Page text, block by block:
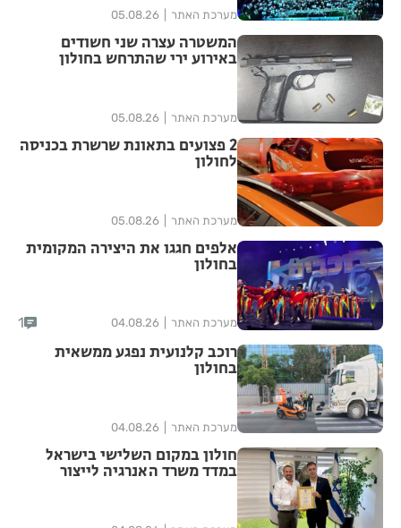
מערכת האתר 05.08.26
המשטרה עצרה שני חשודים
באירוע ירי שהתרחש בחולון
מערכת האתר 05.08.26
2 פצועים בתאונת שרשרת בכניסה
לחולון
מערכת האתר 05.08.26
אלפים חגגו את היצירה המקומית
בחולון
מערכת האתר 04.08.26
1
רוכב קלנועית נפגע ממשאית
בחולון
מערכת האתר 04.08.26
חולון במקום השלישי בישראל
במדד משרד האנרגיה לייצור